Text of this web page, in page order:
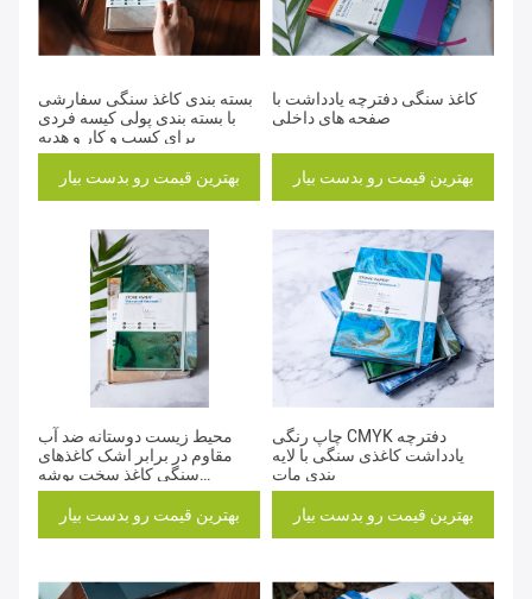
بسته بندی کاغذ سنگی سفارشی
با بسته بندی پولی کیسه فردی
برای کسب و کار و هدیه
بهترین قیمت رو بدست بیار
کاغذ سنگی دفترچه یادداشت با
صفحه های داخلی
بهترین قیمت رو بدست بیار
محیط زیست دوستانه ضد آب
مقاوم در برابر اشک کاغذهای
سنگی کاغذ سخت پوشه
یادداشت 20-30 روز زمان تحویل
بهترین قیمت رو بدست بیار
چاپ رنگی CMYK دفترچه
یادداشت کاغذی سنگی با لایه
بندی مات
بهترین قیمت رو بدست بیار